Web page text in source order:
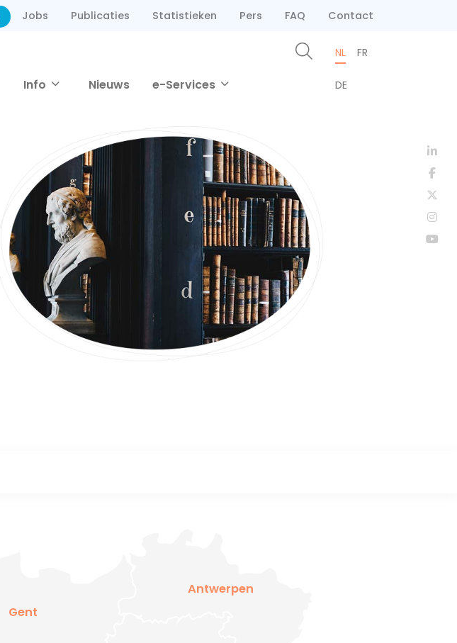
Jobs Publicaties Statistieken Pers FAQ Contact
Info Nieuws e-Services
NL FR
DE
Gent
Antwerpen